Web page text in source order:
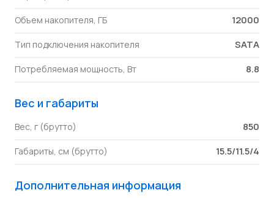
Объем накопителя, ГБ 12000
Тип подключения накопителя SATA
Потребляемая мощность, Вт 8.8
Вес и габариты
Вес, г (брутто) 850
Габариты, см (брутто) 15.5/11.5/4
Дополнительная информация